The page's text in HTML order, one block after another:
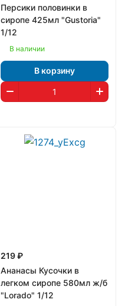
Персики половинки в
сиропе 425мл "Gustoria"
1/12
В наличии
В корзину
219 ₽
Ананасы Кусочки в
легком сиропе 580мл ж/б
"Lorado" 1/12